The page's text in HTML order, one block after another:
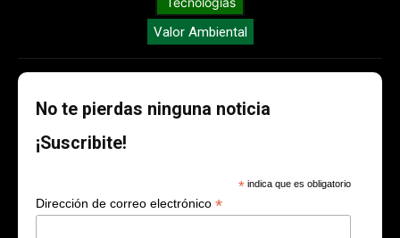
Valor Ambiental
No te pierdas ninguna noticia
¡Suscribite!
* indica que es obligatorio
Dirección de correo electrónico *